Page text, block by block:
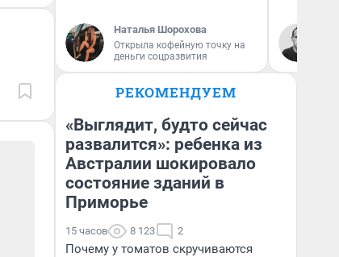
Наталья Шорохова
Открыла кофейную точку на
деньги соцразвития
РЕКОМЕНДУЕМ
«Выглядит, будто сейчас
развалится»: ребенка из
Австралии шокировало
состояние зданий в
Приморье
15 часов 8 123 2
Почему у томатов скручиваются